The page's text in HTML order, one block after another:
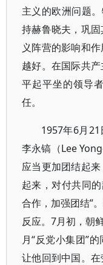
主义的欧洲问题
持赫鲁晓夫，巩
义阵营的影响和
越好。在国际共
平起平坐的领导
任。
1957年6月
李永镐（Lee
应当更加团结起
起来，对付共同
合作，加强团结”
反应。7月初，朝
月“反党小集团”
让他回到中国。